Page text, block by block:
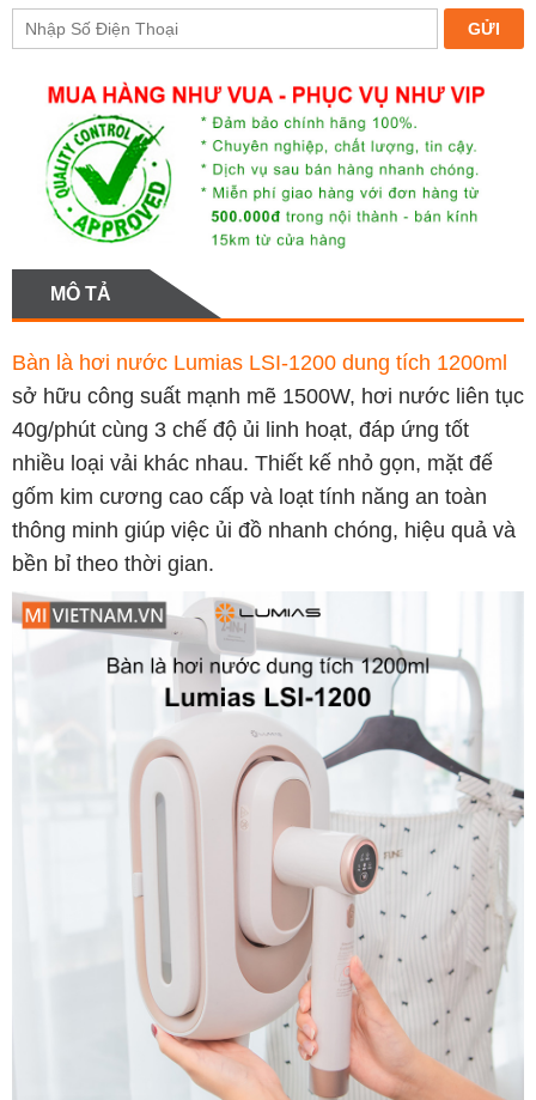
MÔ TẢ
Bàn là hơi nước Lumias LSI-1200 dung tích 1200ml
sở hữu công suất mạnh mẽ 1500W, hơi nước liên tục
40g/phút cùng 3 chế độ ủi linh hoạt, đáp ứng tốt
nhiều loại vải khác nhau. Thiết kế nhỏ gọn, mặt đế
gốm kim cương cao cấp và loạt tính năng an toàn
thông minh giúp việc ủi đồ nhanh chóng, hiệu quả và
bền bỉ theo thời gian.